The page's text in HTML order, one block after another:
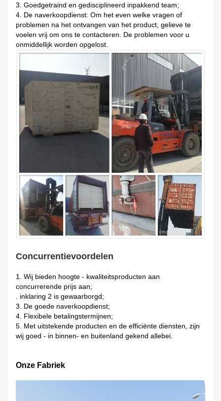
3. Goedgetraind en gedisciplineerd inpakkend team;
4. De naverkoopdienst: Om het even welke vragen of
problemen na het ontvangen van het product, gelieve te
voelen vrij om ons te contacteren. De problemen voor u
onmiddellijk worden opgelost.
Concurrentievoordelen
1. Wij bieden hoogte - kwaliteitsproducten aan
concurrerende prijs aan;
. inklaring 2 is gewaarborgd;
3. De goede naverkoopdienst;
4. Flexibele betalingstermijnen;
5. Met uitstekende producten en de efficiënte diensten, zijn
wij goed - in binnen- en buitenland gekend allebei.
Onze Fabriek